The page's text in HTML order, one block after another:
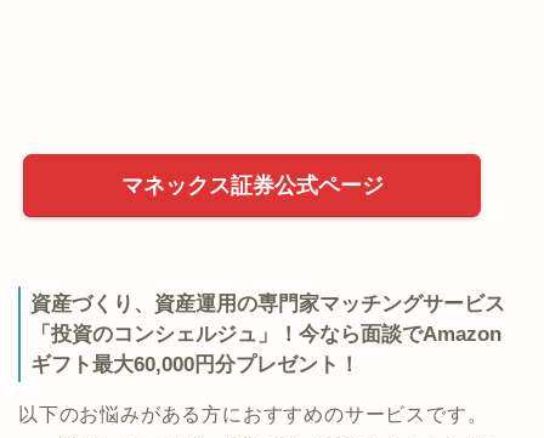
マネックス証券公式ページ
資産づくり、資産運用の専門家マッチングサービス